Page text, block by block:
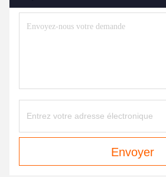
Envoyer